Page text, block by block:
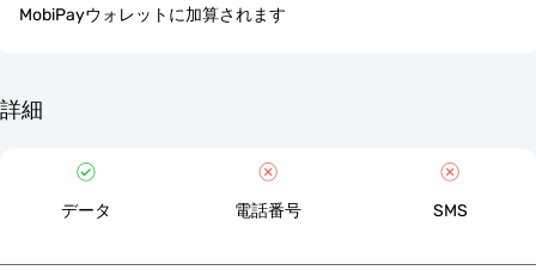
MobiPayウォレットに加算されます
詳細
データ 電話番号 SMS